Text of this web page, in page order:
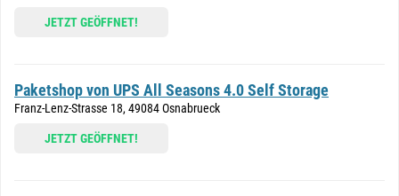
JETZT GEÖFFNET!
Paketshop von UPS All Seasons 4.0 Self Storage
Franz-Lenz-Strasse 18, 49084 Osnabrueck
JETZT GEÖFFNET!